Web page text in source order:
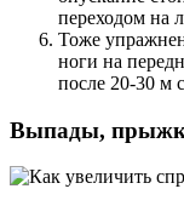
переходом на
Тоже
ноги на
после 20-30 м
Выпады,